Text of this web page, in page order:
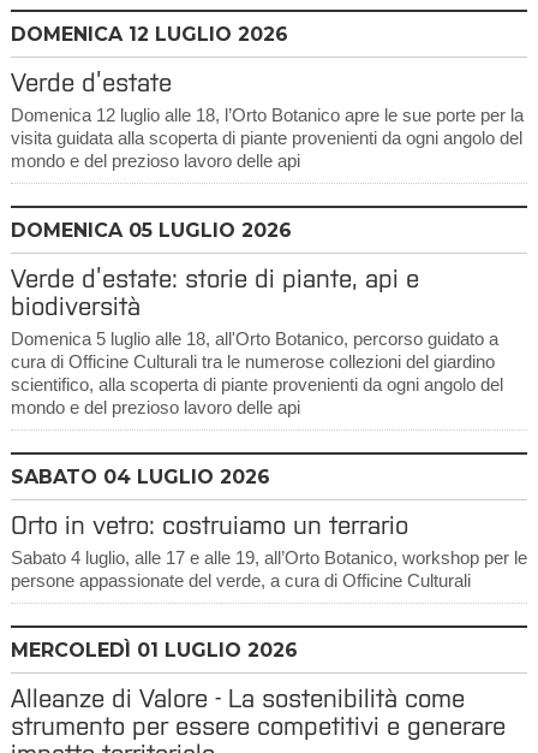
DOMENICA 12 LUGLIO 2026
Verde d’estate
Domenica 12 luglio alle 18, l’Orto Botanico apre le sue porte per la
visita guidata alla scoperta di piante provenienti da ogni angolo del
mondo e del prezioso lavoro delle api
DOMENICA 05LUGLIO 2026
Verde d’estate: storie di piante, api e
biodiversità
Domenica 5 luglio alle 18, all'Orto Botanico, percorso guidato a
cura di Officine Culturali tra le numerose collezioni del giardino
scientifico, alla scoperta di piante provenienti da ogni angolo del
mondo e del prezioso lavoro delle api
SABATO 04LUGLIO 2026
Orto in vetro: costruiamo un terrario
Sabato 4 luglio, alle 17 e alle 19, all’Orto Botanico, workshop per le
persone appassionate del verde, a cura di Officine Culturali
MERCOLEDÌ 01 LUGLIO 2026
Alleanze di Valore - La sostenibilità come
strumento per essere competitivi e generare